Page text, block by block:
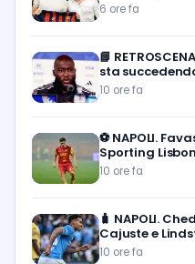
6 ore fa
📘
sta
10 ore fa
⚽️ NAPOLI.
Sporting
10 ore fa
🧳 NAPOLI.
Cajuste e
10 ore fa